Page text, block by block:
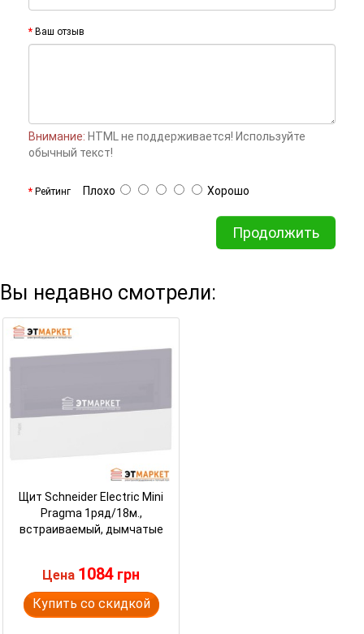
Ваш отзыв
Внимание: HTML не поддерживается! Используйте
обычный текст!
Рейтинг Плохо Хорошо
Продолжить
Вы недавно смотрели:
Щит Schneider Electric Mini
Pragma 1ряд/18м.,
встраиваемый, дымчатые
Цена 1084 грн
Купить со скидкой